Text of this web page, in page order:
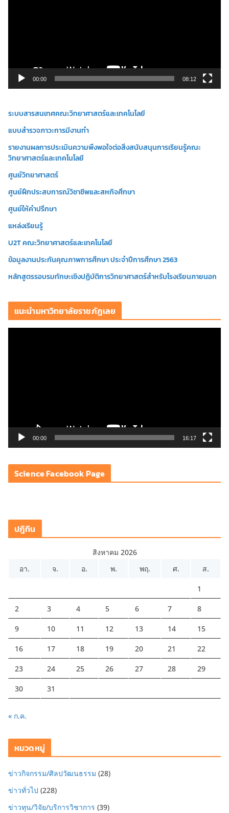
ดี
อ
00:00 08:12
ระบบสารสนเทศคณะวิทยาศาสตร์และเทคโนโลยี
แบบสำรวจภาวะการมีงานทำ
รายงานผลการประเมินความพึงพอใจต่อสิ่งสนับสนุนการเรียนรู้คณะ
วิทยาศาสตร์และเทคโนโลยี
ศูนย์วิทยาศาสตร์
ศูนย์ฝึกประสบการณ์วิชาชีพและสหกิจศึกษา
ศูนย์ให้คำปรึกษา
แหล่งเรียนรู้
U2T คณะวิทยาศาสตร์และเทคโนโลยี
ข้อมูลงานประกันคุณภาพการศึกษา ประจำปีการศึกษา 2563
หลักสูตรรอบรมทักษะเชิงปฏิบัติการวิทยาศาสตร์สำหรับโรงเรียนภายนอก
แนะนำมหาวิทยาลัยราชภัฏเลย
ดี
โ
00:00 16:17
Science Facebook Page
ปฎิทิน
สิงหาคม 2026
อา.
จ. อ. พ. พฤ. ศ. ส.
1
2 3 4 5 6 7 8
9 10 11 12 13 14 15
16 17 18 19 20 21 22
23 24 25 26 27 28 29
30 31
« ก.ค.
หมวดหมู่
ข่าวกิจกรรม/ศิลปวัฒนธรรม (28)
ข่าวทั่วไป (228)
ข่าวทุน/วิจัย/บริการวิชาการ (39)